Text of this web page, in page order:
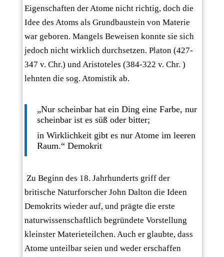
Eigenschaften der Atome nicht richtig, doch die
Idee des Atoms als Grundbaustein von Materie
war geboren. Mangels Beweisen konnte sie sich
jedoch nicht wirklich durchsetzen. Platon (427-
347 v. Chr.) und Aristoteles (384-322 v. Chr. )
lehnten die sog. Atomistik ab.
„Nur scheinbar hat ein Ding eine Farbe, nur
scheinbar ist es süß oder bitter;
in Wirklichkeit gibt es nur Atome im leeren
Raum.“ Demokrit
Zu Beginn des 18. Jahrhunderts griff der
britische Naturforscher John Dalton die Ideen
Demokrits wieder auf, und prägte die erste
naturwissenschaftlich begründete Vorstellung
kleinster Materieteilchen. Auch er glaubte, dass
Atome unteilbar seien und weder erschaffen